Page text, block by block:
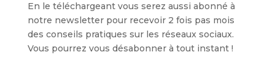
En le téléchargeant vous serez aussi abonné à
notre newsletter pour recevoir 2 fois pas mois
des conseils pratiques sur les réseaux sociaux.
Vous pourrez vous désabonner à tout instant !